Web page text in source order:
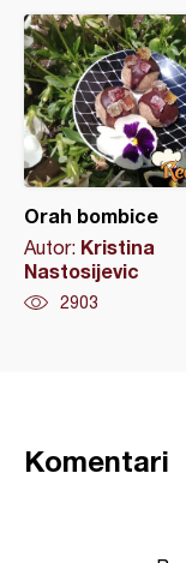
Orah bombice
Autor: Kristina
Nastosijevic
2903
Komentari